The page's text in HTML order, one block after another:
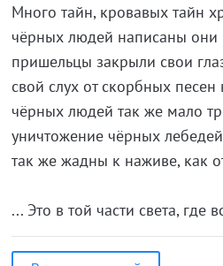
Много тайн, кровавых тайн
чёрных людей написаны
пришельцы закрыли свои
свой слух от скорбных песен
чёрных людей так же мало
уничтожение чёрных
так же жадны к наживе, как
... Это в той части света, где